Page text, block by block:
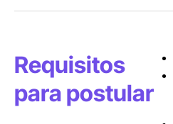
Requisitos
para postular